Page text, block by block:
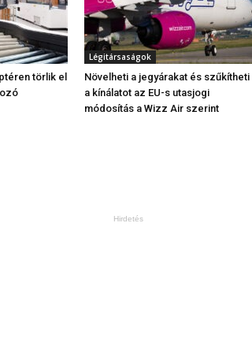
törlik el
Légitársaságok
Növelheti a jegyárakat és szűkítheti
a kínálatot az EU-s utasjogi
módosítás a Wizz Air szerint
Hirdetés